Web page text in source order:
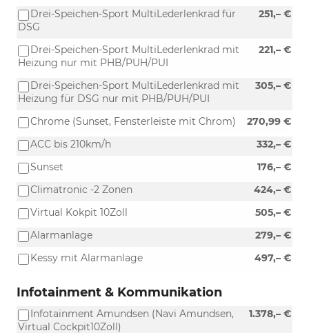
251,– €
Drei-Speichen-Sport MultiLederlenkrad für
DSG
221,– €
Drei-Speichen-Sport MultiLederlenkrad mit
Heizung nur mit PHB/PUH/PUI
305,– €
Drei-Speichen-Sport MultiLederlenkrad mit
Heizung für DSG nur mit PHB/PUH/PUI
270,99 €
Chrome (Sunset, Fensterleiste mit Chrom)
332,– €
ACC bis 210km/h
176,– €
Sunset
424,– €
Climatronic -2 Zonen
505,– €
Virtual Kokpit 10Zoll
279,– €
Alarmanlage
497,– €
Kessy mit Alarmanlage
Infotainment & Kommunikation
1.378,– €
Infotainment Amundsen (Navi Amundsen,
Virtual Cockpit10Zoll)